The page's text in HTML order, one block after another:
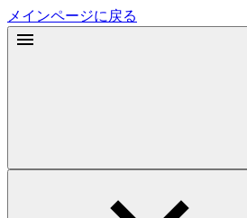
メインページに戻る